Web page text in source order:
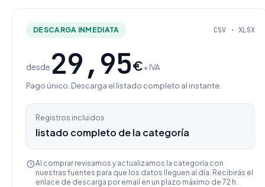
DESCARGA INMEDIATA CSV · XLSX
desde 29,95€+ IVA
Pago único. Descarga el listado completo al instante.
Registros incluidos
listado completo de la categoría
Al comprar revisamos y actualizamos la categoría con
nuestras fuentes para que los datos lleguen al día. Recibirás el
enlace de descarga por email en un plazo máximo de 72 h.